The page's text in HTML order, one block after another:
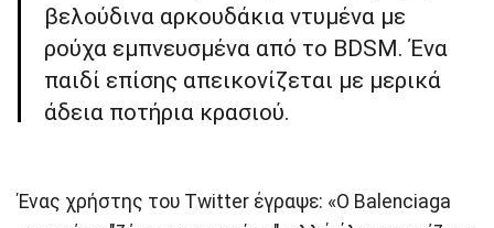
βελούδινα αρκουδάκια ντυμένα με
ρούχα εμπνευσμένα από το BDSM. Ένα
παιδί επίσης απεικονίζεται με μερικά
άδεια ποτήρια κρασιού.
Ένας χρήστης του Twitter έγραψε: «Ο Balenciaga